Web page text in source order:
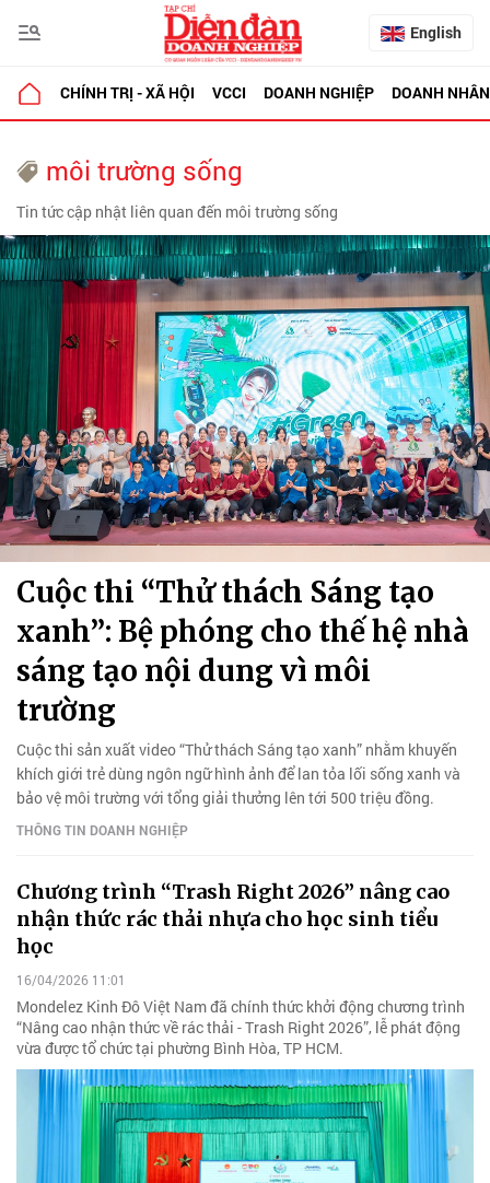
English
CHÍNH TRỊ - XÃ HỘI VCCI DOANH NGHIỆP DOANH NHÂN
môi trường sống
Tin tức cập nhật liên quan đến môi trường sống
Cuộc thi “Thử thách Sáng tạo
xanh”: Bệ phóng cho thế hệ nhà
sáng tạo nội dung vì môi
trường
Cuộc thi sản xuất video “Thử thách Sáng tạo xanh” nhằm khuyến
khích giới trẻ dùng ngôn ngữ hình ảnh để lan tỏa lối sống xanh và
bảo vệ môi trường với tổng giải thưởng lên tới 500 triệu đồng.
THÔNG TIN DOANH NGHIỆP
Chương trình “Trash Right 2026” nâng cao
nhận thức rác thải nhựa cho học sinh tiểu
học
16/04/2026 11:01
Mondelez Kinh Đô Việt Nam đã chính thức khởi động chương trình
“Nâng cao nhận thức về rác thải - Trash Right 2026”, lễ phát động
vừa được tổ chức tại phường Bình Hòa, TP HCM.